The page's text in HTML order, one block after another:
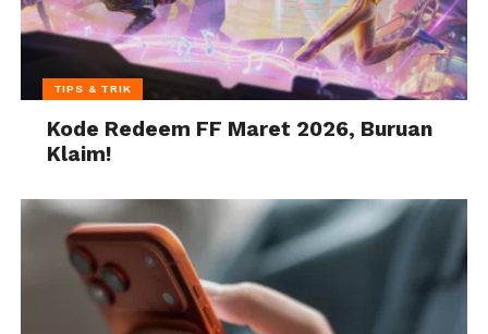
TIPS & TRIK
Kode Redeem FF Maret 2026, Buruan
Klaim!